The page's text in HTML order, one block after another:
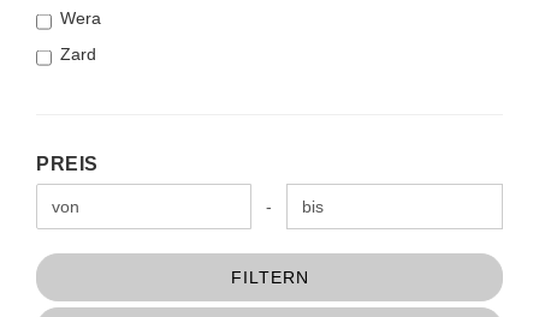
Wera
Zard
PREIS
PREIS
Preis bis -
FILTERN